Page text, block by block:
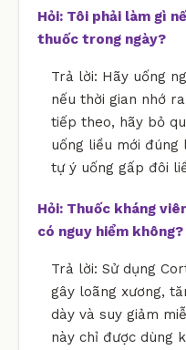
Hỏi: Tôi phải làm gì
thuốc trong ngày?
Trả lời: Hãy uống
nếu thời gian nhớ
tiếp theo, hãy bỏ
uống liều mới
tự ý uống gấp đôi
Hỏi: Thuốc kháng
có nguy hiểm không?
Trả lời: Sử dụng
gây loãng xương,
dày và suy giảm
này chỉ được dùng